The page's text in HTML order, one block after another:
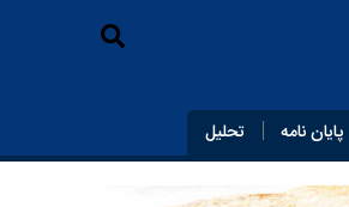
پایان‌ نامه تحلیل